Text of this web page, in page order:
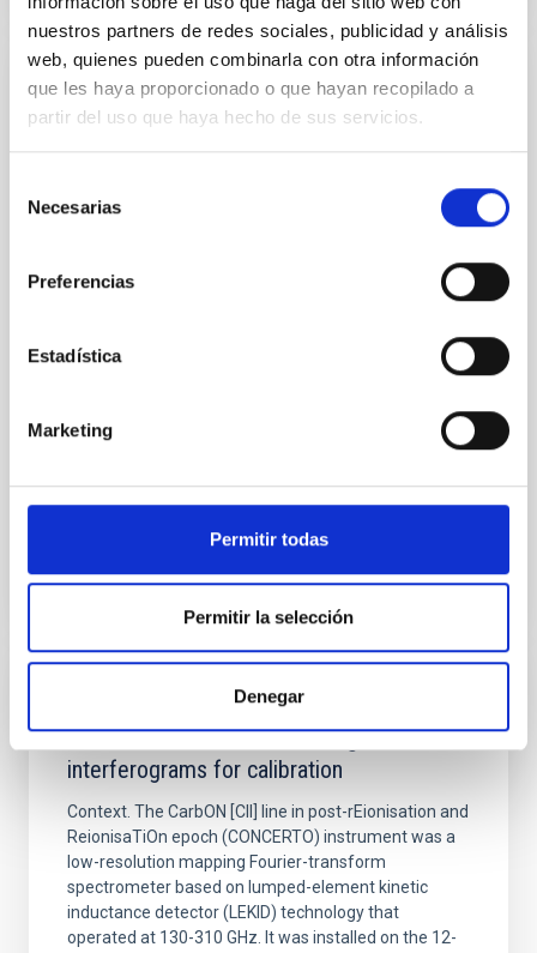
nuestros partners de redes sociales, publicidad y análisis
web, quienes pueden combinarla con otra información
que les haya proporcionado o que hayan recopilado a
partir del uso que haya hecho de sus servicios.
Necesarias
Preferencias
Estadística
Marketing
Permitir todas
Permitir la selección
Denegar
CON ÁRBITRO
Joining forces: 30 years of optical
monitoring of the Einstein Cross
We present extended optical monitoring of the
quadruply-imaged gravitationally lensed quasar QSO
observations from different observatories in both
from the lens system to accurately determine the
Shalyapin, V. N. et al.
2026A&A...710A..70S
CONCERTO: Forward modelling of
interferograms for calibration
Context. The CarbON [CII] line in post-rEionisation and
ReionisaTiOn epoch (CONCERTO) instrument was a
low-resolution mapping Fourier-transform
spectrometer based on lumped-element kinetic
inductance detector (LEKID) technology that
operated at 130-310 GHz. It was installed on the 12-